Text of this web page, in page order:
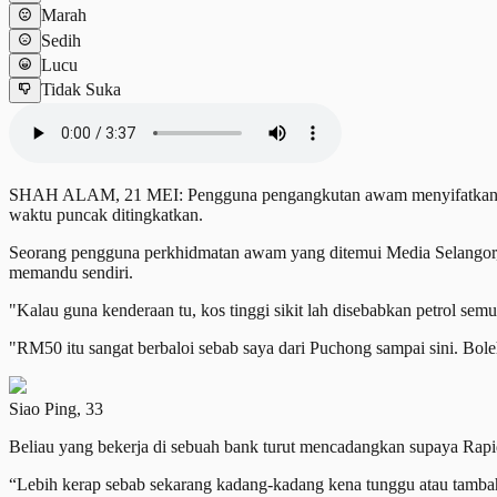
Marah
Sedih
Lucu
Tidak Suka
SHAH ALAM, 21 MEI: Pengguna pengangkutan awam
waktu puncak ditingkatkan.
Seorang pengguna perkhidmatan awam yang ditemui Media
memandu sendiri.
"Kalau guna kenderaan tu, kos tinggi sikit lah disebabkan petrol
"RM50 itu sangat berbaloi sebab saya dari Puchong sampai sini.
Siao Ping, 33
Beliau yang bekerja di sebuah bank turut mencadangkan supaya
“Lebih kerap sebab sekarang kadang-kadang kena tunggu atau